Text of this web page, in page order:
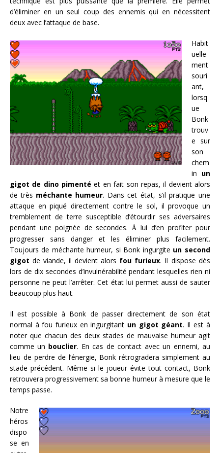
d’éliminer en un seul coup des ennemis qui en nécessitent
deux avec l’attaque de base.
Habit
uelle
ment
souri
ant,
lorsq
ue
Bonk
trouv
e sur
son
chem
in un
gigot de dino pimenté et en fait son repas, il devient alors
de très méchante humeur. Dans cet état, s’il pratique une
attaque en piqué directement contre le sol, il provoque un
tremblement de terre susceptible d’étourdir ses adversaires
pendant une poignée de secondes. À lui d’en profiter pour
progresser sans danger et les éliminer plus facilement.
Toujours de méchante humeur, si Bonk ingurgite un second
gigot de viande, il devient alors fou furieux. Il dispose dès
lors de dix secondes d’invulnérabilité pendant lesquelles rien ni
personne ne peut l’arrêter. Cet état lui permet aussi de sauter
beaucoup plus haut.
Il est possible à Bonk de passer directement de son état
normal à fou furieux en ingurgitant un gigot géant. Il est à
noter que chacun des deux stades de mauvaise humeur agit
comme un bouclier. En cas de contact avec un ennemi, au
lieu de perdre de l’énergie, Bonk rétrogradera simplement au
stade précédent. Même si le joueur évite tout contact, Bonk
retrouvera progressivement sa bonne humeur à mesure que le
temps passe.
Notre
héros
dispo
se en